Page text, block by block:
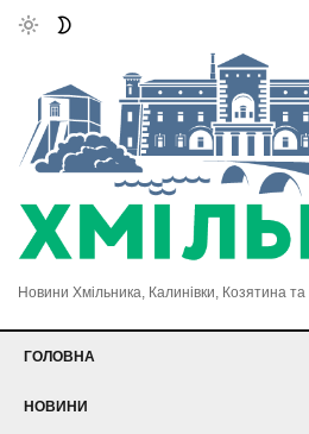
Новини Хмільника, Калинівки, Козятина
ГОЛОВНА
НОВИНИ